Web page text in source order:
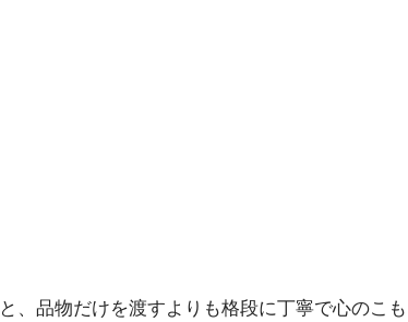
と、品物だけを渡すよりも格段に丁寧で心のこも